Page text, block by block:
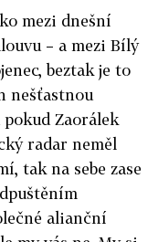
mezi dnešní
– a mezi Bílý
beztak je to
nešťastnou
pokud Zaorálek
radar neměl
tak na sebe zase
alianční